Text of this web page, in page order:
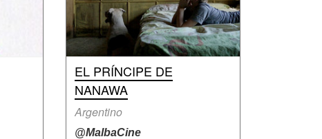
EL PRÍNCIPE DE
NANAWA
Argentino
@MalbaCine